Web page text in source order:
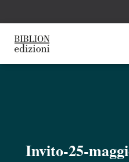
Invito-25-